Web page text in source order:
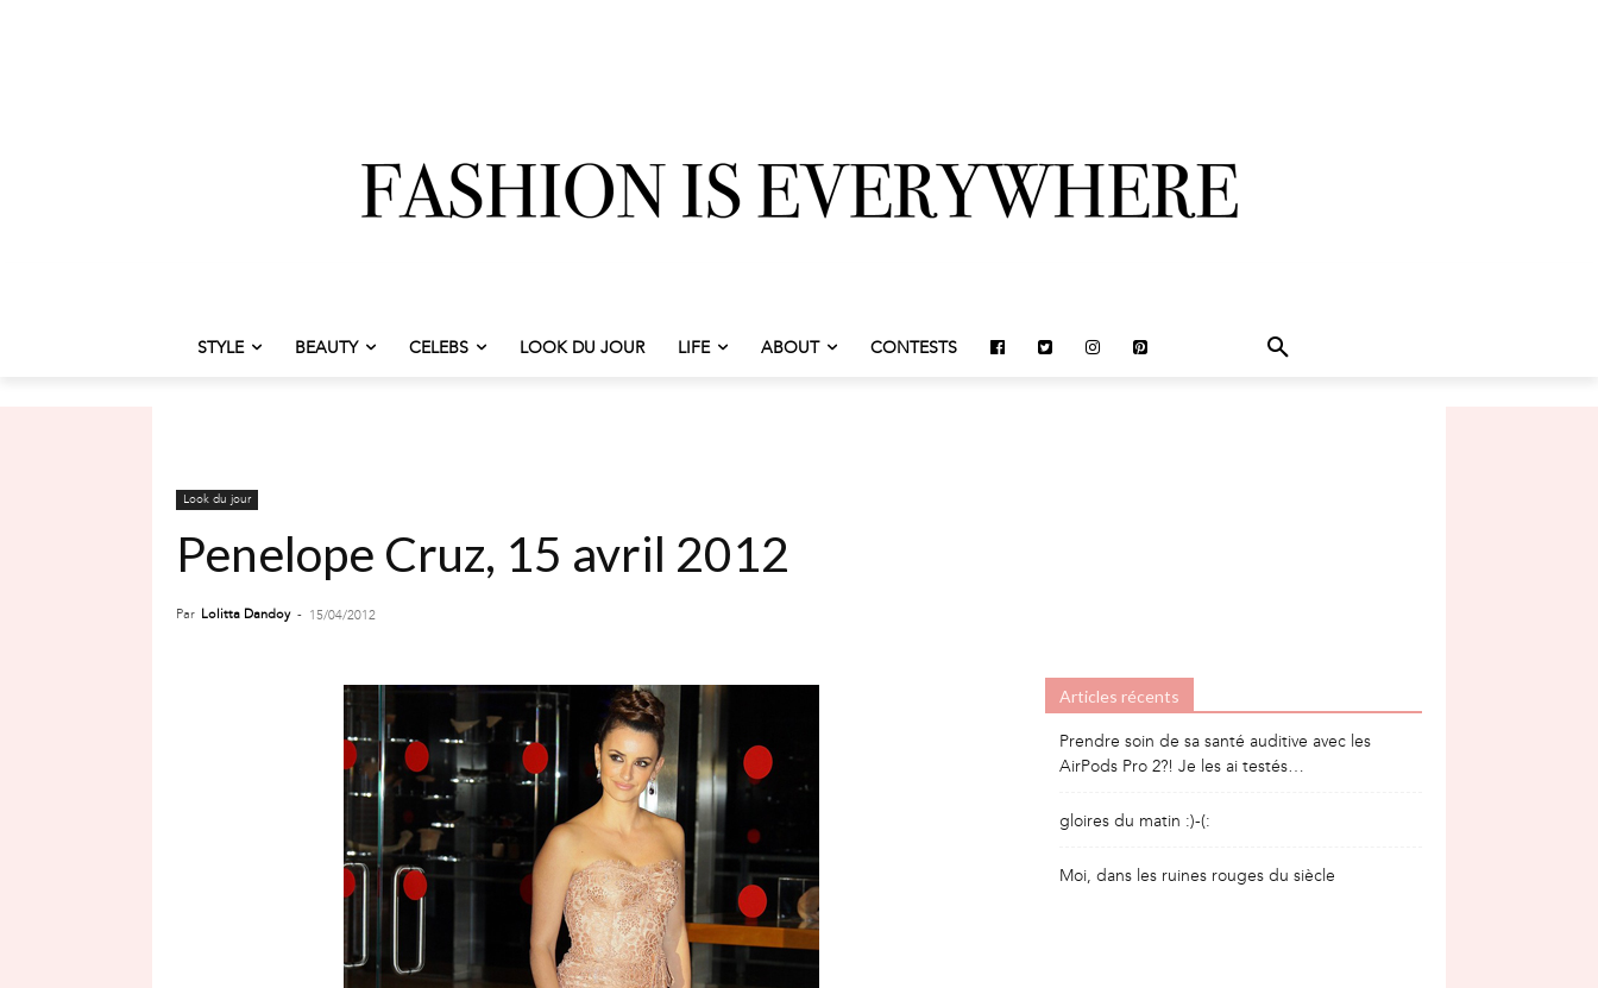
STYLE BEAUTY CELEBS LOOK DU JOUR LIFE ABOUT CONTESTS
Look du jour
Penelope Cruz, 15 avril 2012
Par Lolitta Dandoy - 15/04/2012
Articles récents
Prendre soin de sa santé auditive avec les
AirPods Pro 2?! Je les ai testés…
gloires du matin :)-(:
Moi, dans les ruines rouges du siècle